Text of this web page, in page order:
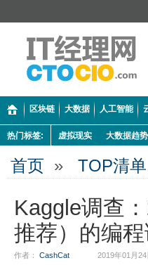
区块链 大数据 人工智能
热门标签: 虚拟现实 大数据趋势
首页 » TOP清单
Kaggle调查
推荐）的编
作者： CashCat 2019年01月24